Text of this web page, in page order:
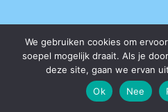
Wij zoeken nog
klimaat-
als dealer
We gebruiken cookies om
soepel mogelijk draait. Als je
deze site, gaan we ervan
Ok
Nee